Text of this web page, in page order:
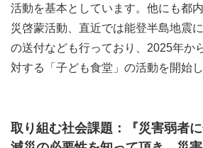
活動を基本としています。他にも都
災啓蒙活動、直近では能登半島地震
の送付なども行っており、2025年か
対する「子ども食堂」の活動を開始し
取り組む社会課題：『災害弱者